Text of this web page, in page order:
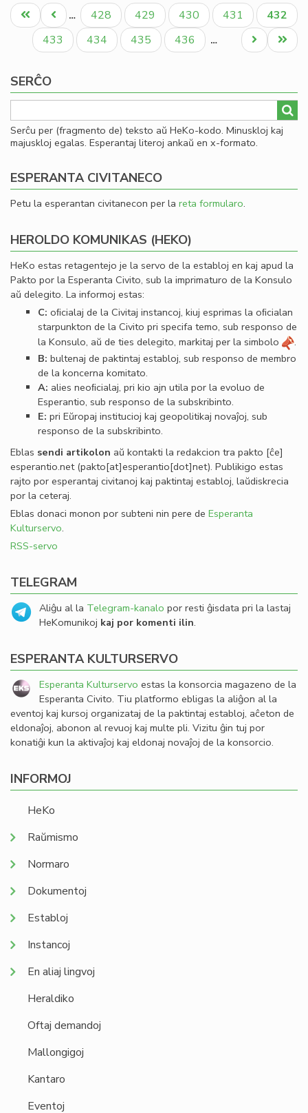
Pagination
Unua
paĝo
Antaŭa
paĝo
… Paĝo
428 Paĝo
429 Paĝo
430 Paĝo
431
Aktuala
paĝo
432
Paĝo
433 Paĝo
434 Paĝo
435 Paĝo
436 …
Last
page
Next
page
SERĈO
Serĉu per (fragmento de) teksto aŭ HeKo-kodo. Minuskloj kaj
majuskloj egalas. Esperantaj literoj ankaŭ en x-formato.
ESPERANTA CIVITANECO
Petu la esperantan civitanecon per la reta formularo.
HEROLDO KOMUNIKAS (HEKO)
HeKo estas retagentejo je la servo de la establoj en kaj apud la
Pakto por la Esperanta Civito, sub la imprimaturo de la Konsulo
aŭ delegito. La informoj estas:
C: oﬁcialaj de la Civitaj instancoj, kiuj esprimas la oﬁcialan
starpunkton de la Civito pri specifa temo, sub responso de
la Konsulo, aŭ de ties delegito, markitaj per la simbolo
.
B: bultenaj de paktintaj establoj, sub responso de membro
de la koncerna komitato.
A: alies neoﬁcialaj, pri kio ajn utila por la evoluo de
Esperantio, sub responso de la subskribinto.
E: pri Eŭropaj institucioj kaj geopolitikaj novaĵoj, sub
responso de la subskribinto.
Eblas sendi artikolon aŭ kontakti la redakcion tra pakto [ĉe]
esperantio.net(pakto[at]esperantio[dot]net). Publikigo estas
rajto por esperantaj civitanoj kaj paktintaj establoj, laŭdiskrecia
por la ceteraj.
Eblas donaci monon por subteni nin pere de Esperanta
Kulturservo.
RSS-servo
TELEGRAM
Aliĝu al la Telegram-kanalo por resti ĝisdata pri la lastaj
HeKomunikoj kaj por komenti ilin.
ESPERANTA KULTURSERVO
Esperanta Kulturservo estas la konsorcia magazeno de la
Esperanta Civito. Tiu platformo ebligas la aliĝon al la
eventoj kaj kursoj organizataj de la paktintaj establoj, aĉeton de
eldonaĵoj, abonon al revuoj kaj multe pli. Vizitu ĝin tuj por
konatiĝi kun la aktivaĵoj kaj eldonaj novaĵoj de la konsorcio.
INFORMOJ
HeKo
Raŭmismo
Normaro
Dokumentoj
Establoj
Instancoj
En aliaj lingvoj
Heraldiko
Oftaj demandoj
Mallongigoj
Kantaro
Eventoj